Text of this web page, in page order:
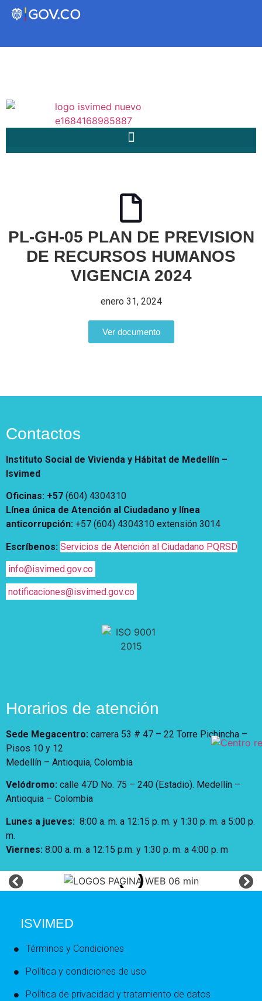
Hábitat de Medellín
Mejoramiento de
Vivienda
Vivienda Nueva
Arrendamiento temporal
OPV-JVC
Notificaciones
Convocatorias
¿Qué es el ISVIMED?
Plan de Desarrollo
Opciones de accesibilidad
Centro de relevo
Más Información sobre Accesibilidad
PL-GH-05 PLAN DE PREVISION
DE RECURSOS HUMANOS
VIGENCIA 2024
enero 31, 2024
Ver documento
Contactos
Instituto Social de Vivienda y Hábitat de Medellín –
Isvimed
Oficinas: +57 (604) 4304310
Línea única de Atención al Ciudadano y línea
anticorrupción: +57 (604) 4304310 extensión 3014
Escríbenos: Servicios de Atención al Ciudadano PQRSD
info@isvimed.gov.co
notificaciones@isvimed.gov.co
Horarios de atención
Sede Megacentro: carrera 53 # 47 – 22 Torre Pichincha –
Pisos 10 y 12
Medellín – Antioquia, Colombia
Velódromo: calle 47D No. 75 – 240 (Estadio). Medellín –
Antioquia – Colombia
Lunes a jueves: 8:00 a. m. a 12:15 p. m. y 1:30 p. m. a 5:00 p.
m.
Viernes: 8:00 a. m. a 12:15 p.m. y 1:30 p. m. a 4:00 p. m
ISVIMED
Términos y Condiciones
Política y condiciones de uso
Política de privacidad y tratamiento de datos